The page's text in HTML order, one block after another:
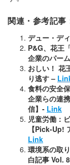
関連・参考記事
デュー・デ
P&G、花王
企業のパー
おしい！ 花
り逃す –
食料の安全
企業らの連
信】- Link
児童労働：
【Pick-Up!
Link
環境系の取
白記事 Vol.